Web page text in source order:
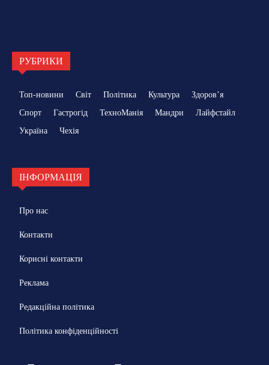
РУБРИКИ
Топ-новини Світ Політика Культура
Здоровʼя
Спорт
Гастрогід ТехноМанія Мандри
Лайфстайл
Україна
Чехія
ІНФОРМАЦІЯ
Про нас
Контакти
Корисні контакти
Реклама
Редакційна політика
Політика конфіденційності